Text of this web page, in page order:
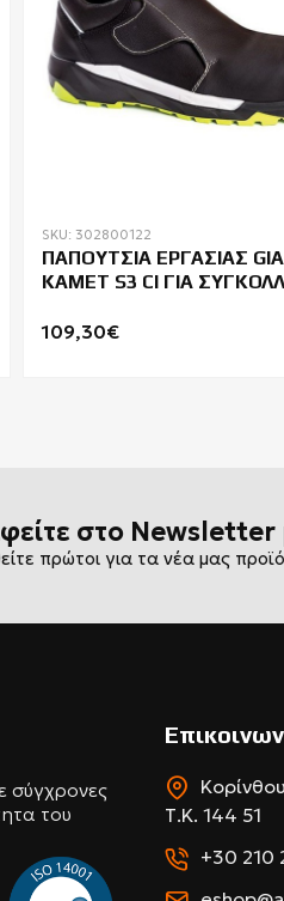
SKU: 302800122
ΠΑΠΟΥΤΣΙΑ ΕΡΓΑΣΙΑΣ
KAMET S3 CI ΓΙΑ
109,30€
στο Newsletter
πρώτοι για τα νέα μας
σύγχρονες
του
Τ.Κ. 144 51
+30 210